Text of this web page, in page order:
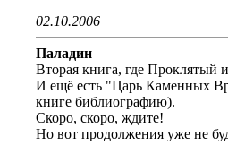
02.10.2006
Паладин
Вторая книга, где
И ещё есть "Царь Каменных
книге библиографию).
Скоро, скоро, ждите!
Но вот продолжения уже не